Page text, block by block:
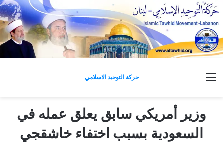
حركة التوحيد الاسلامي
وزير أمريكي سابق يعلق عمله في
السعودية بسبب اختفاء خاشقجي